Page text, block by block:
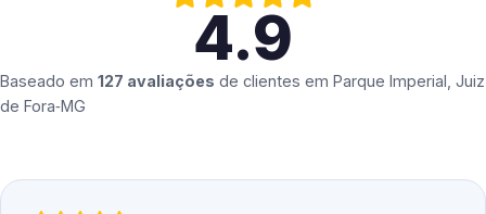
4.9
Baseado em 127 avaliações de clientes em Parque Imperial, Juiz
de Fora‑MG